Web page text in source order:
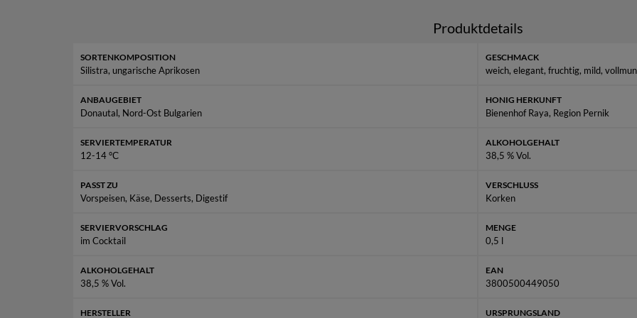
Landschaften Bulgariens entführt. Hole Dir das unverwechselbare Aroma Bulgariens nach Hause und genieße
Serviervorschläge:
5 cl Rakia Isperih Aprikosen Honig Likör
1 cl Zuckersirup
Eiswürfel
"Apricot Honey Fizz"
1 cl Limettensaft
Soda Water
Eiswürfel
Produktdetails
SORTENKOMPOSITION
Silistra, ungarische Aprikosen
GESCHMACK
weich, elegant, fruchtig, mild,
ANBAUGEBIET
Donautal, Nord-Ost Bulgarien
HONIG HERKUNFT
Bienenhof Raya, Region Pernik
SERVIERTEMPERATUR
12-14 °С
ALKOHOLGEHALT
38,5 % Vol.
PASST ZU
Vorspeisen, Käse, Desserts, Digestif
VERSCHLUSS
Korken
SERVIERVORSCHLAG
im Cocktail
MENGE
0,5 l
ALKOHOLGEHALT
38,5 % Vol.
EAN
3800500449050
HERSTELLER URSPRUNGSLAND